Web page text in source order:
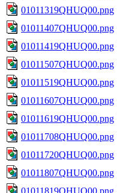
01011319QHUQ00.png
01011407QHUQ00.png
01011419QHUQ00.png
01011507QHUQ00.png
01011519QHUQ00.png
01011607QHUQ00.png
01011619QHUQ00.png
01011708QHUQ00.png
01011720QHUQ00.png
01011807QHUQ00.png
01011819QHUQ00.png